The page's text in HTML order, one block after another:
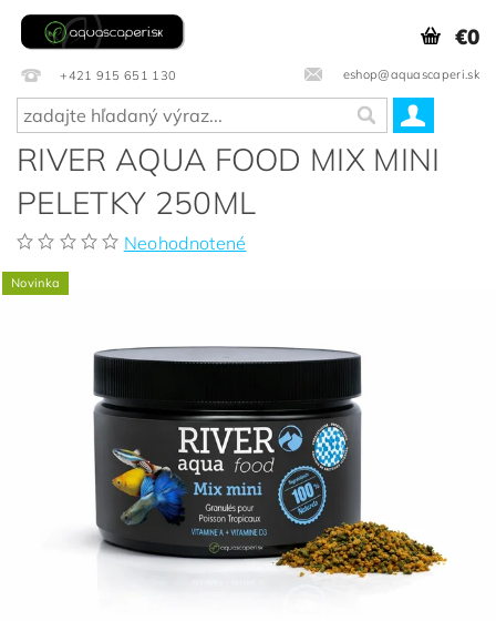
+421 915 651 130 eshop@aquascaperi.sk
€0
RIVER AQUA FOOD MIX MINI
PELETKY 250ML
Neohodnotené
Novinka